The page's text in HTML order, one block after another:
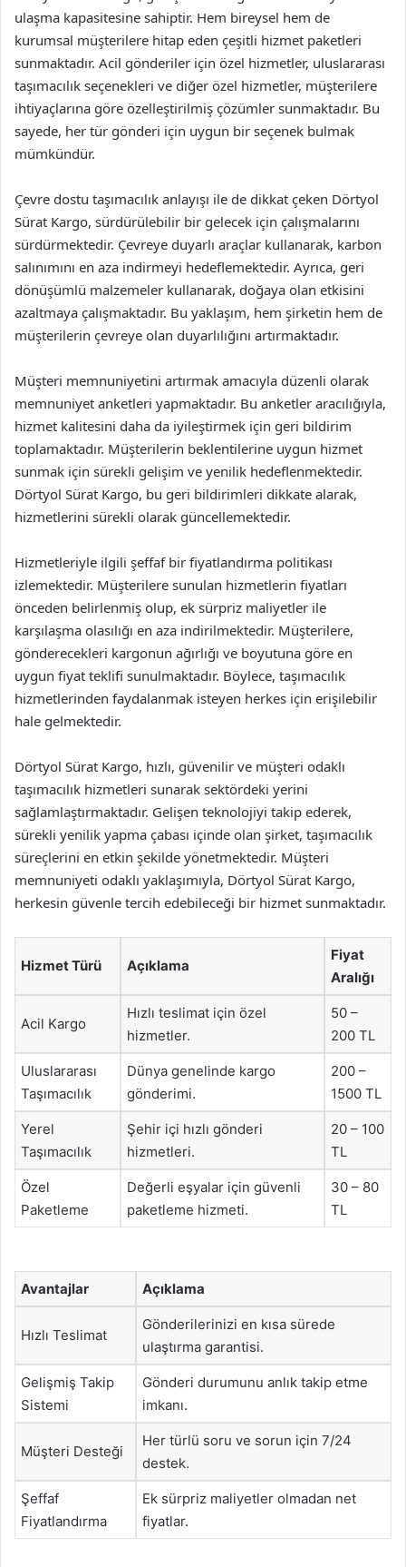
ulaşma kapasitesine sahiptir. Hem bireysel hem de
kurumsal müşterilere hitap eden çeşitli hizmet paketleri
sunmaktadır. Acil gönderiler için özel hizmetler, uluslararası
taşımacılık seçenekleri ve diğer özel hizmetler, müşterilere
ihtiyaçlarına göre özelleştirilmiş çözümler sunmaktadır. Bu
sayede, her tür gönderi için uygun bir seçenek bulmak
mümkündür.
Çevre dostu taşımacılık anlayışı ile de dikkat çeken Dörtyol
Sürat Kargo, sürdürülebilir bir gelecek için çalışmalarını
sürdürmektedir. Çevreye duyarlı araçlar kullanarak, karbon
salınımını en aza indirmeyi hedeflemektedir. Ayrıca, geri
dönüşümlü malzemeler kullanarak, doğaya olan etkisini
azaltmaya çalışmaktadır. Bu yaklaşım, hem şirketin hem de
müşterilerin çevreye olan duyarlılığını artırmaktadır.
Müşteri memnuniyetini artırmak amacıyla düzenli olarak
memnuniyet anketleri yapmaktadır. Bu anketler aracılığıyla,
hizmet kalitesini daha da iyileştirmek için geri bildirim
toplamaktadır. Müşterilerin beklentilerine uygun hizmet
sunmak için sürekli gelişim ve yenilik hedeflenmektedir.
Dörtyol Sürat Kargo, bu geri bildirimleri dikkate alarak,
hizmetlerini sürekli olarak güncellemektedir.
Hizmetleriyle ilgili şeffaf bir fiyatlandırma politikası
izlemektedir. Müşterilere sunulan hizmetlerin fiyatları
önceden belirlenmiş olup, ek sürpriz maliyetler ile
karşılaşma olasılığı en aza indirilmektedir. Müşterilere,
gönderecekleri kargonun ağırlığı ve boyutuna göre en
uygun fiyat teklifi sunulmaktadır. Böylece, taşımacılık
hizmetlerinden faydalanmak isteyen herkes için erişilebilir
hale gelmektedir.
Dörtyol Sürat Kargo, hızlı, güvenilir ve müşteri odaklı
taşımacılık hizmetleri sunarak sektördeki yerini
sağlamlaştırmaktadır. Gelişen teknolojiyi takip ederek,
sürekli yenilik yapma çabası içinde olan şirket, taşımacılık
süreçlerini en etkin şekilde yönetmektedir. Müşteri
memnuniyeti odaklı yaklaşımıyla, Dörtyol Sürat Kargo,
herkesin güvenle tercih edebileceği bir hizmet sunmaktadır.
Hizmet Türü Açıklama
Fiyat
Aralığı
Acil Kargo
Hızlı teslimat için özel
hizmetler.
50 –
200 TL
Uluslararası
Taşımacılık
Dünya genelinde kargo
gönderimi.
200 –
1500 TL
Yerel
Taşımacılık
Şehir içi hızlı gönderi
hizmetleri.
20 – 100
TL
Özel
Paketleme
Değerli eşyalar için güvenli
paketleme hizmeti.
30 – 80
TL
Avantajlar Açıklama
Hızlı Teslimat
Gönderilerinizi en kısa sürede
ulaştırma garantisi.
Gelişmiş Takip
Sistemi
Gönderi durumunu anlık takip etme
imkanı.
Müşteri Desteği
Her türlü soru ve sorun için 7/24
destek.
Şeffaf
Fiyatlandırma
Ek sürpriz maliyetler olmadan net
fiyatlar.